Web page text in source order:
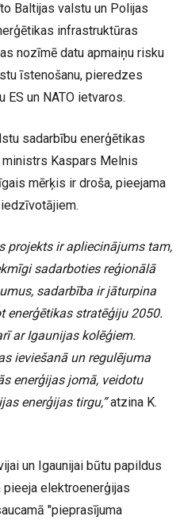
Baltijas valstu un Polijas
infrastruktūras
nozīmē datu apmaiņu risku
īstenošanu, pieredzes
ES un NATO ietvaros.
sadarbību enerģētikas
ministrs Kaspars Melnis
mērķis ir droša, pieejama
projekts ir apliecinājums tam,
sadarboties reģionālā
sadarbība ir jāturpina
enerģētikas stratēģiju 2050.
ar Igaunijas kolēģiem.
ieviešanā un regulējuma
enerģijas jomā, veidotu
enerģijas tirgu,”atzina K.
un Igaunijai būtu papildus
elektroenerģijas
"pieprasījuma